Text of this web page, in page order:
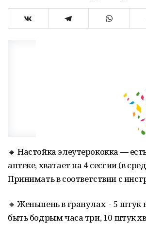
🔸 Настойка элеутерококка —
аптеке, хватает на 4 сессии (в
Принимать в соответствии с
🔸 Женьшень в гранулах - 5 штук
быть бодрым часа три, 10 штук